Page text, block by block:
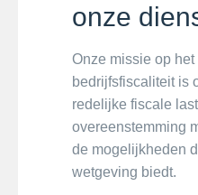
onze
Onze missie op
bedrijfsfiscaliteit is
redelijke fiscale
overeenstemming
de mogelijkheden
wetgeving biedt.